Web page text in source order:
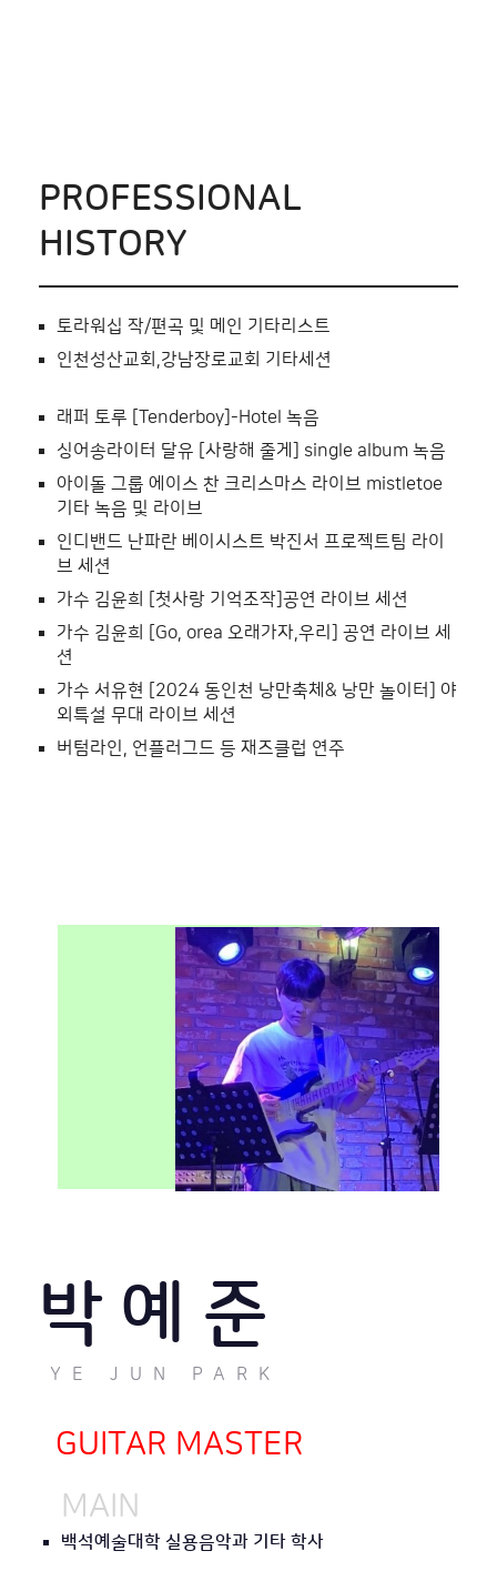
PROFESSIONAL
HISTORY
토라워십 작/편곡 및 메인 기타리스트
인천성산교회,강남장로교회 기타세션
래퍼 토루 [Tenderboy]-Hotel 녹음
싱어송라이터 달유 [사랑해 줄게] single album 녹음
아이돌 그룹 에이스 찬 크리스마스 라이브 mistletoe
기타 녹음 및 라이브
인디밴드 난파란 베이시스트 박진서 프로젝트팀 라이
브 세션
가수 김윤희 [첫사랑 기억조작]공연 라이브 세션
가수 김윤희 [Go, orea 오래가자,우리] 공연 라이브 세
션
가수 서유현 [2024 동인천 낭만축체& 낭만 놀이터] 야
외특설 무대 라이브 세션
버텀라인, 언플러그드 등 재즈클럽 연주
박 예 준
YE JUN PARK
GUITAR MASTER
MAIN
백석예술대학 실용음악과 기타 학사